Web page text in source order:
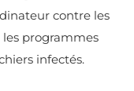
contre les
programmes
infectés.